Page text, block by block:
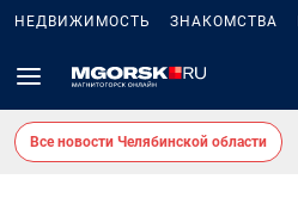
НЕДВИЖИМОСТЬ ЗНАКОМСТВА
Все новости Челябинской области